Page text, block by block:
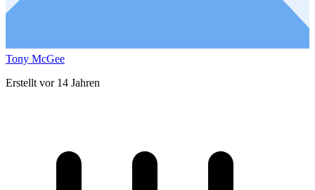
Tony McGee
Erstellt vor 14 Jahren